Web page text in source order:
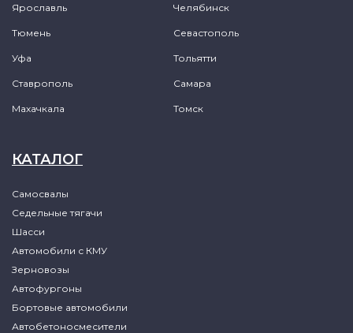
Ярославль Челябинск
Тюмень Севастополь
Уфа Тольятти
Ставрополь Самара
Махачкала Томск
КАТАЛОГ
Самосвалы
Седельные тягачи
Шасси
Автомобили с КМУ
Зерновозы
Автофургоны
Бортовые автомобили
Автобетоносмесители